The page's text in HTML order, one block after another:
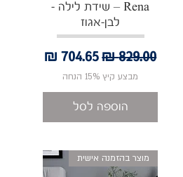
תצוגה מהירה
Rena – שידת לילה -
לבן-אגוז
מחיר רגיל‏829.00 ‏₪ מחיר מבצע
מבצע קיץ 15% הנחה
הוספה לסל
מוצר בהזמנה אישית